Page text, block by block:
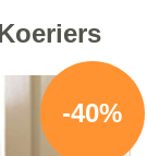
-40%